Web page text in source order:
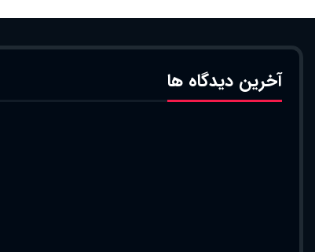
آخرین دیدگاه ها